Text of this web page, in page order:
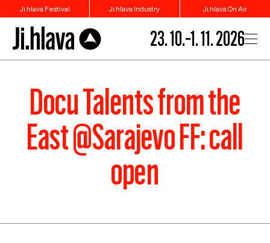
Ji.hlava Festival Ji.hlava Industry Ji.hlava On Air
23. 10.–1. 11. 2026
Docu Talents from the
East @Sarajevo FF: call
open